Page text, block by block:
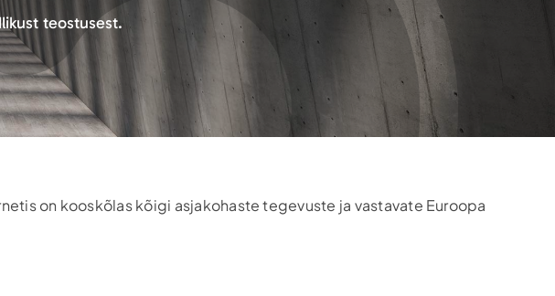
teostusest.
on kooskõlas kõigi asjakohaste tegevuste ja vastavate Euroopa